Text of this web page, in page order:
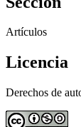
Artículos
Licencia
Derechos de